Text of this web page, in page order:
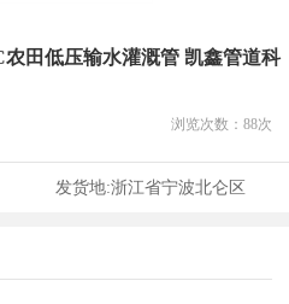
田低压输水灌溉管 凯鑫管道科
浏览次数： 88次
发货地:浙江省宁波北仑区